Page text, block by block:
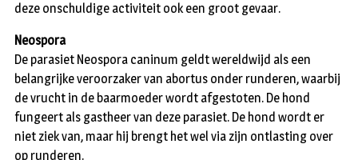
deze onschuldige activiteit ook een groot gevaar.
Neospora
De parasiet Neospora caninum geldt wereldwijd als een
belangrijke veroorzaker van abortus onder runderen, waarbij
de vrucht in de baarmoeder wordt afgestoten. De hond
fungeert als gastheer van deze parasiet. De hond wordt er
niet ziek van, maar hij brengt het wel via zijn ontlasting over
op runderen.